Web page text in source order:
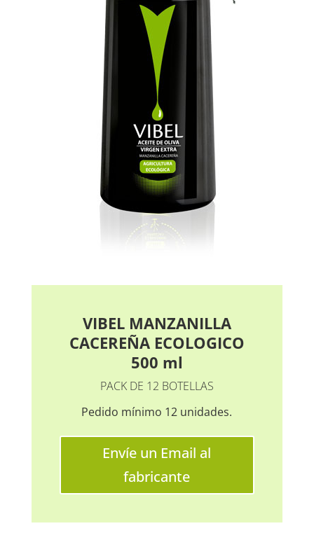
VIBEL MANZANILLA
CACEREÑA ECOLOGICO
500 ml
PACK DE 12 BOTELLAS
Pedido mínimo 12 unidades.
Envíe un Email al
fabricante